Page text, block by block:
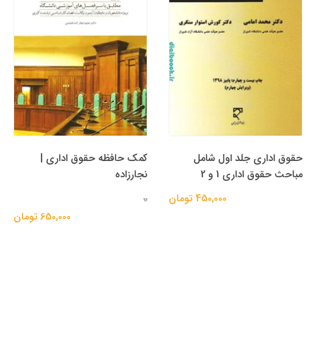
حقوق اداری جلد اول شامل
مباحث حقوق اداری 1 و 2
450,000 تومان
کمک حافظه حقوق اداری |
نجارزاده
0
650,000 تومان